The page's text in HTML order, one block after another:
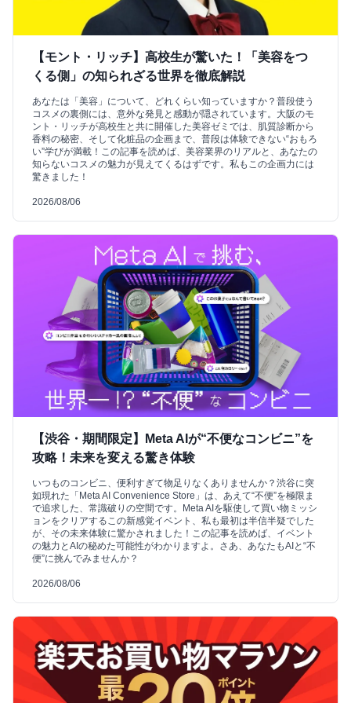
【モント・リッチ】高校生が驚いた！「美容をつ
くる側」の知られざる世界を徹底解説
あなたは「美容」について、どれくらい知っていますか？普段使う
コスメの裏側には、意外な発見と感動が隠されています。大阪のモ
ント・リッチが高校生と共に開催した美容ゼミでは、肌質診断から
香料の秘密、そして化粧品の企画まで、普段は体験できない“おもろ
い”学びが満載！この記事を読めば、美容業界のリアルと、あなたの
知らないコスメの魅力が見えてくるはずです。私もこの企画力には
驚きました！
2026/08/06
【渋谷・期間限定】Meta AIが“不便なコンビニ”を
攻略！未来を変える驚き体験
いつものコンビニ、便利すぎて物足りなくありませんか？渋谷に突
如現れた「Meta AI Convenience Store」は、あえて“不便”を極限ま
で追求した、常識破りの空間です。Meta AIを駆使して買い物ミッシ
ョンをクリアするこの新感覚イベント、私も最初は半信半疑でした
が、その未来体験に驚かされました！この記事を読めば、イベント
の魅力とAIの秘めた可能性がわかりますよ。さあ、あなたもAIと“不
便”に挑んでみませんか？
2026/08/06